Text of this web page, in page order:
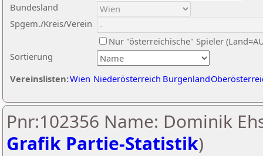
Sortierung
Bundesland
Spgem./Kreis/Verein
Nur "österreichische" Spieler
Vereinslisten:Wien Niederösterreich Burgenland
Pnr:102356 Name: Dominik
Grafik Partie-Statistik)